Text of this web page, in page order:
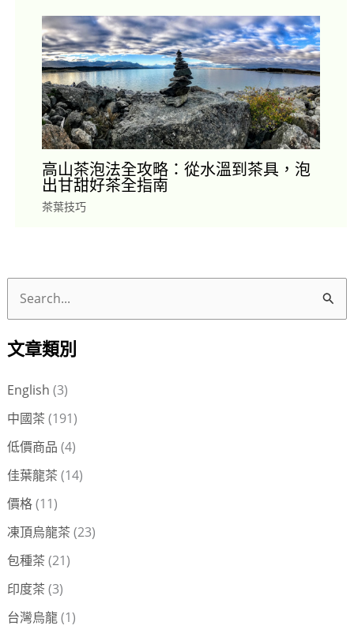
高山茶泡法全攻略：從水溫到茶具，泡
出甘甜好茶全指南
茶葉技巧
關
文章類別
English (3)
中國茶 (191)
低價商品 (4)
佳葉龍茶 (14)
價格(11)
凍頂烏龍茶 (23)
包種茶 (21)
印度茶 (3)
台灣烏龍(1)